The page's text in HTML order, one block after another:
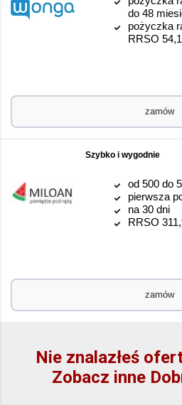
do 48
pożyczka
RRSO
zamów
Szybko i wygodnie
od 500 do
pierwsza
na 30 dni
RRSO
zamów
Nie znalazłeś
Zobacz inne